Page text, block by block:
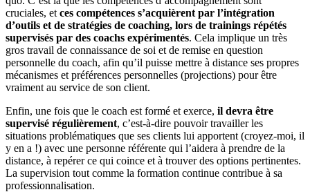
cruciales, et ces compétences s’acquièrent par l’intégration
d’outils et de stratégies de coaching, lors de trainings répétés
supervisés par des coachs expérimentés. Cela implique un très
gros travail de connaissance de soi et de remise en question
personnelle du coach, afin qu’il puisse mettre à distance ses propres
mécanismes et préférences personnelles (projections) pour être
vraiment au service de son client.
Enfin, une fois que le coach est formé et exerce, il devra être
supervisé régulièrement, c’est-à-dire pouvoir travailler les
situations problématiques que ses clients lui apportent (croyez-moi, il
y en a !) avec une personne référente qui l’aidera à prendre de la
distance, à repérer ce qui coince et à trouver des options pertinentes.
La supervision tout comme la formation continue contribue à sa
professionnalisation.